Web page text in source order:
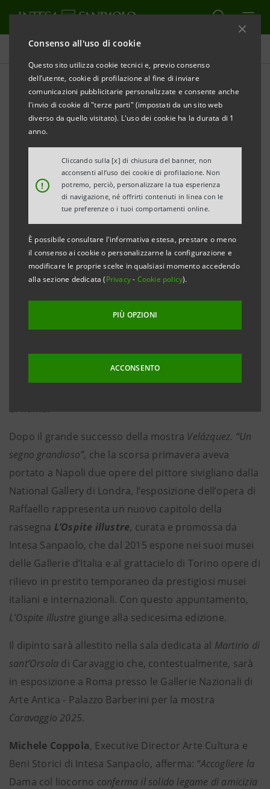
Consenso all'uso di cookie
Questo sito utilizza cookie tecnici e, previo consenso
dell’utente, cookie di profilazione al fine di inviare
comunicazioni pubblicitarie personalizzate e consente anche
l'invio di cookie di "terze parti" (impostati da un sito web
diverso da quello visitato). L'uso dei cookie ha la durata di 1
anno.
!
Cliccando sulla [x] di chiusura del banner, non
acconsenti all’uso dei cookie di profilazione. Non
potremo, perciò, personalizzare la tua esperienza
di navigazione, né offrirti contenuti in linea con le
tue preferenze o i tuoi comportamenti online.
È possibile consultare l'informativa estesa, prestare o meno
il consenso ai cookie o personalizzarne la configurazione e
modificare le proprie scelte in qualsiasi momento accedendo
alla sezione dedicata (Privacy- Cookie policy).
PIÙ OPZIONI
ACCONSENTO
Comunicati stampa
STAMPA AGGIORNA
RAFFAELLO. LA DAMA COL LIOCORNO
Nell’ambito della rassegnaL’Ospite illustre
Gallerie d’Italia – Napoli
Museo di Intesa Sanpaolo a Napoli
27 marzo - 22 giugno 2025
IMMAGINI AL LINK:L’Ospite illustre. Raffaello. La
Dama col Liocorno
27 marzo al 22 giugno 2025, nel suo museo delle
Gallerie d’Italia a NapolilaDama col liocorno
di Roma.
Dopo il grande successo della mostra Velázquez. “Un
segno grandioso”, che la scorsa primavera aveva
portato a Napoli due opere del pittore sivigliano dalla
National Gallery di Londra, l’esposizione dell’opera di
Raffaello rappresenta un nuovo capitolo della
rassegna L’Ospite illustre, curata e promossa da
Intesa Sanpaolo, che dal 2015 espone nei suoi musei
delle Gallerie d’Italia e al grattacielo di Torino opere di
rilievo in prestito temporaneo da prestigiosi musei
italiani e internazionali. Con questo appuntamento,
L’Ospite illustre giunge alla sedicesima edizione.
Il dipinto sarà allestito nella sala dedicata al Martirio di
sant’Orsola di Caravaggio che, contestualmente, sarà
in esposizione a Roma presso le Gallerie Nazionali di
Arte Antica - Palazzo Barberini per la mostra
Caravaggio 2025.
Michele Coppola, Executive Director Arte Cultura e
Beni Storici di Intesa Sanpaolo, afferma: “Accogliere la
Dama col liocorno conferma il solido legame di amicizia